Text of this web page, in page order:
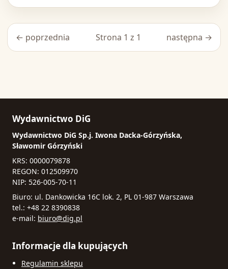
← poprzednia Strona 1 z 1 następna →
Wydawnictwo DiG
Wydawnictwo DiG Sp.j. Iwona Dacka-Górzyńska,
Sławomir Górzyński
KRS: 0000079878
REGON: 012509970
NIP: 526-005-70-11
Biuro: ul. Dankowicka 16C lok. 2, PL 01-987 Warszawa
tel.: +48 22 8390838
e-mail: biuro@dig.pl
Informacje dla kupujących
Regulamin sklepu